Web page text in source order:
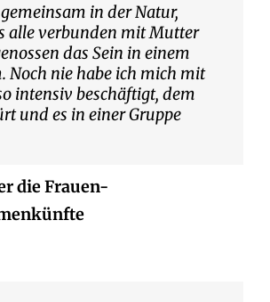
in der Natur,
alle verbunden mit Mutter
das Sein in einem
Noch nie habe ich mich mit
intensiv beschäftigt, dem
und es in einer Gruppe
die Frauen-